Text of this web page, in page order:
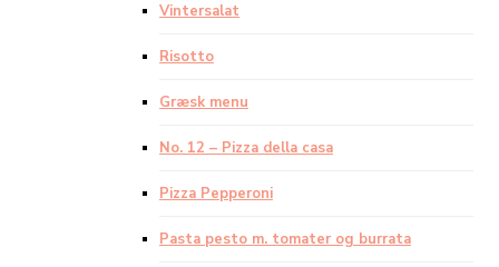
Vintersalat
Risotto
Græsk menu
No. 12 – Pizza della casa
Pizza Pepperoni
Pasta pesto m. tomater og burrata